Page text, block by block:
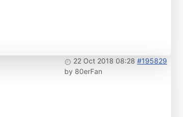
22 Oct 2018 08:28 #195829
by 80erFan